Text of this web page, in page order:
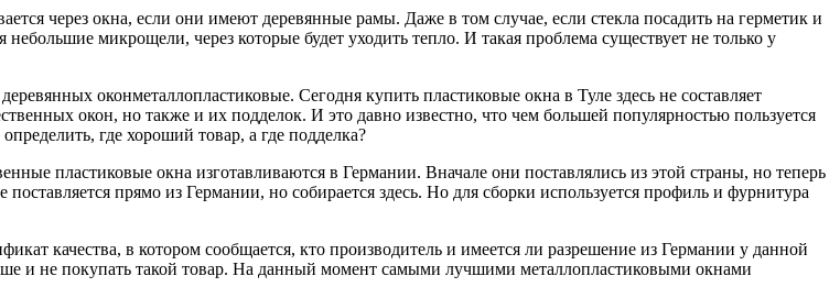
через окна, если они имеют деревянные рамы. Даже в том случае, если стекла посадить на герметик и
микрощели, через которые будет уходить тепло. И такая проблема существует не только у
оконметаллопластиковые. Сегодня купить пластиковые окна в Туле здесь не составляет
окон, но также и их подделок. И это давно известно, что чем большей популярностью пользуется
где хороший товар, а где подделка?
пластиковые окна изготавливаются в Германии. Вначале они поставлялись из этой страны, но теперь
прямо из Германии, но собирается здесь. Но для сборки используется профиль и фурнитура
качества, в котором сообщается, кто производитель и имеется ли разрешение из Германии у данной
и не покупать такой товар. На данный момент самыми лучшими металлопластиковыми окнами